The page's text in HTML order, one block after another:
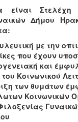
είναι
Δήμου
με την
που έχουν
και
Κοινωνικού
των θυμάτων
Κοινωνικών